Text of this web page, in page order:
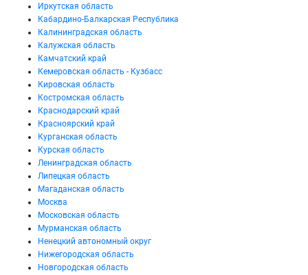
Иркутская область
Кабардино-Балкарская Республика
Калининградская область
Калужская область
Камчатский край
Кемеровская область - Кузбасс
Кировская область
Костромская область
Краснодарский край
Красноярский край
Курганская область
Курская область
Ленинградская область
Липецкая область
Магаданская область
Москва
Московская область
Мурманская область
Ненецкий автономный округ
Нижегородская область
Новгородская область